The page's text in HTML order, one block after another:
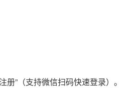
册”（支持微信扫码快速登录）。